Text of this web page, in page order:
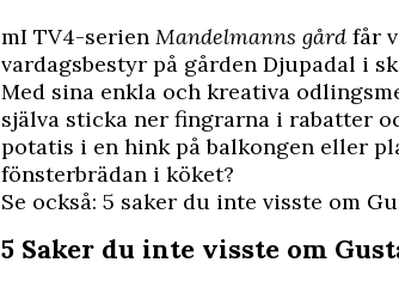
mI TV4-serien Mandelmanns gård får
vardagsbestyr på gården Djupadal i
Med sina enkla och kreativa
själva sticka ner fingrarna i rabatter
potatis i en hink på balkongen eller
fönsterbrädan i köket?
Se också: 5 saker du inte visste om
5 Saker du inte visste om